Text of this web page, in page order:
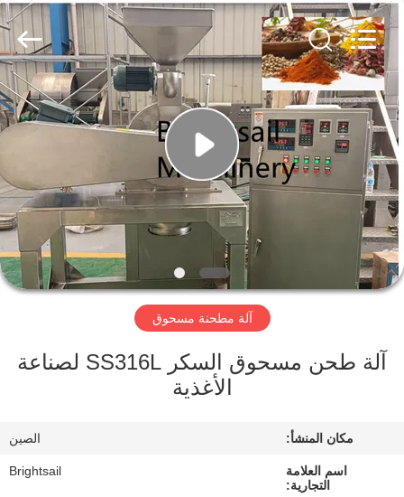
الصفحة
الرئيسية
منتجات
أشرطة
فيديو
عنا
المعمل
Jiangyin
Brightsail
Machinery
Co.,Ltd..
Rights
Reserved.
آلة مطحنة مسحوق
آلة طحن مسحوق السكر SS316L لصناعة
الأغذية
مكان المنشأ: الصين
اسم العلامة
التجارية:
Brightsail